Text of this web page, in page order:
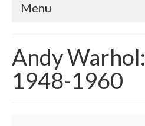
Menu
Accueil
Actualités
Andy Warhol:
1948-1960